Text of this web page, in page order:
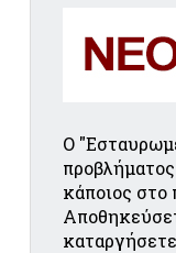
Ο
κάποιος στο